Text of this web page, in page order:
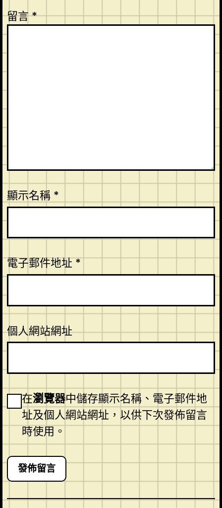
留言*
顯示名稱 *
電子郵件地址*
個人網站網址
在瀏覽器中儲存顯示名稱、電子郵件地
址及個人網站網址，以供下次發佈留言
時使用。